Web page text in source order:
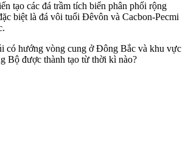
tạo các đá trầm tích biển phân phối rộng
biệt là đá vôi tuổi Đêvôn và Cacbon-Pecmi
có hướng vòng cung ở Đông Bắc và khu vực
Bộ được thành tạo từ thời kì nào?